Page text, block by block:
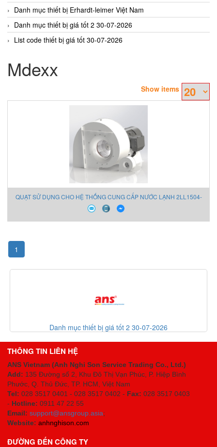
Danh mục thiết bị Erhardt-leimer Việt Nam
Danh mục thiết bị giá tốt 2 30-07-2026
List code thiết bị giá tốt 30-07-2026
Mdexx
Show items
QUẠT SỬ DỤNG CHO HỆ THỐNG CUNG CẤP NƯỚC LẠNH 2LL1504-
2AA13 Mdexx
1
Danh mục thiết bị giá tốt 2 30-07-2026
THÔNG TIN LIÊN HỆ
ANS Vietnam (Anh Nghi Son Service Trading Co., Ltd.)
Add: 135 Đường số 2, Khu Đô Thị Vạn Phúc, P. Hiệp Bình
Phước, Q. Thủ Đức, TP. HCM , Việt Nam
Tel: 028 3517 0401 - 028 3517 0402 - Fax: 028 3517 0403
- Hotline: 0911 47 22 55
Email: support@ansgroup.asia;
Website: anhnghison.com
ĐƯỜNG ĐẾN CÔNG TY